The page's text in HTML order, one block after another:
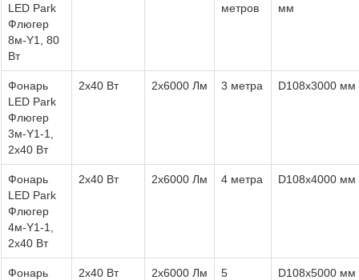
LED Park
Флюгер
8м-Y1, 80
Вт
метров
мм
Фонарь
LED Park
Флюгер
3м-Y1-1,
2х40 Вт
2х40 Вт 2х6000 Лм 3 метра D108х3000 мм
Фонарь
LED Park
Флюгер
4м-Y1-1,
2х40 Вт
2х40 Вт 2х6000 Лм 4 метра D108х4000 мм
Фонарь
2х40 Вт 2х6000 Лм
5
D108х5000 мм